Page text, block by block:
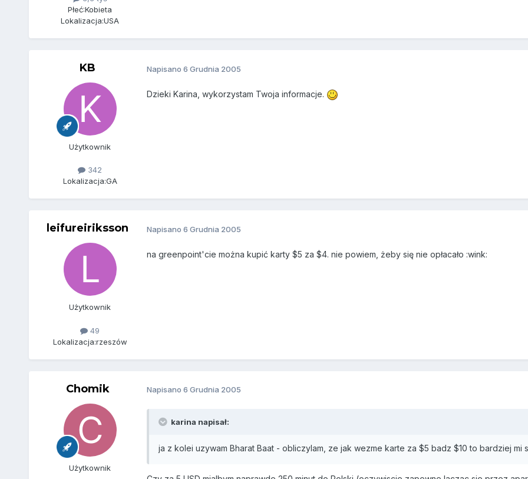
Płeć:Kobieta
Lokalizacja:USA
KB
Użytkownik
342
Lokalizacja:GA
Napisano 6 Grudnia 2005
Dzieki Karina, wykorzystam Twoja informacje.
leifureiriksson
Użytkownik
49
Lokalizacja:rzeszów
Napisano 6 Grudnia 2005
na greenpoint'cie można kupić karty $5 za $4. nie powiem, żeby się nie opłacało :wink:
Chomik
Użytkownik
Napisano 6 Grudnia 2005
karina napisał:
ja z kolei uzywam Bharat Baat - obliczylam, ze jak wezme karte za $5 badz $10 to bardziej mi